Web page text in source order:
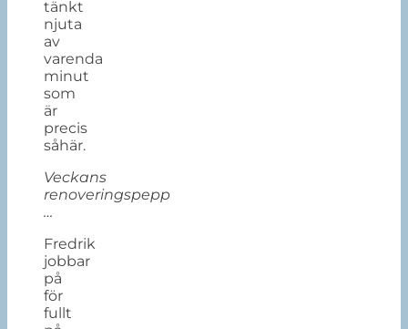
tänkt
njuta
av
varenda
minut
som
är
precis
såhär.
Veckans
renoveringspepp
…
Fredrik
jobbar
på
för
fullt